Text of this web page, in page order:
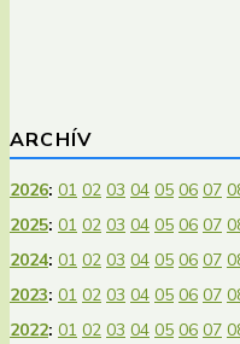
ARCHÍV
2026: 01 02 03 04 05 06 07
2025: 01 02 03 04 05 06 07
2024: 01 02 03 04 05 06 07
2023: 01 02 03 04 05 06 07
2022: 01 02 03 04 05 06 07